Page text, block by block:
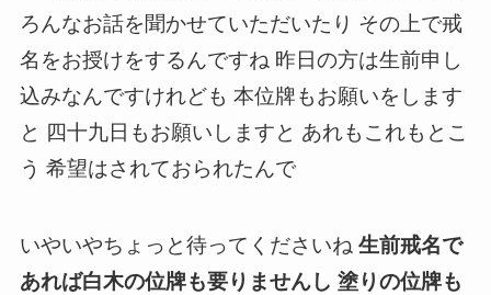
ろんなお話を聞かせていただいたり その上で戒
名をお授けをするんですね 昨日の方は生前申し
込みなんですけれども 本位牌もお願いをします
と 四十九日もお願いしますと あれもこれもとこ
う 希望はされておられたんで
いやいやちょっと待ってくださいね 生前戒名で
あれば白木の位牌も要りませんし 塗りの位牌も